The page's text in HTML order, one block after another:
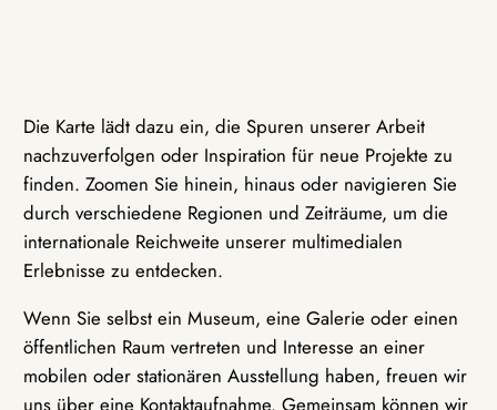
Die Karte lädt dazu ein, die Spuren unserer Arbeit
nachzuverfolgen oder Inspiration für neue Projekte zu
finden. Zoomen Sie hinein, hinaus oder navigieren Sie
durch verschiedene Regionen und Zeiträume, um die
internationale Reichweite unserer multimedialen
Erlebnisse zu entdecken.
Wenn Sie selbst ein Museum, eine Galerie oder einen
öffentlichen Raum vertreten und Interesse an einer
mobilen oder stationären Ausstellung haben, freuen wir
uns über eine Kontaktaufnahme. Gemeinsam können wir